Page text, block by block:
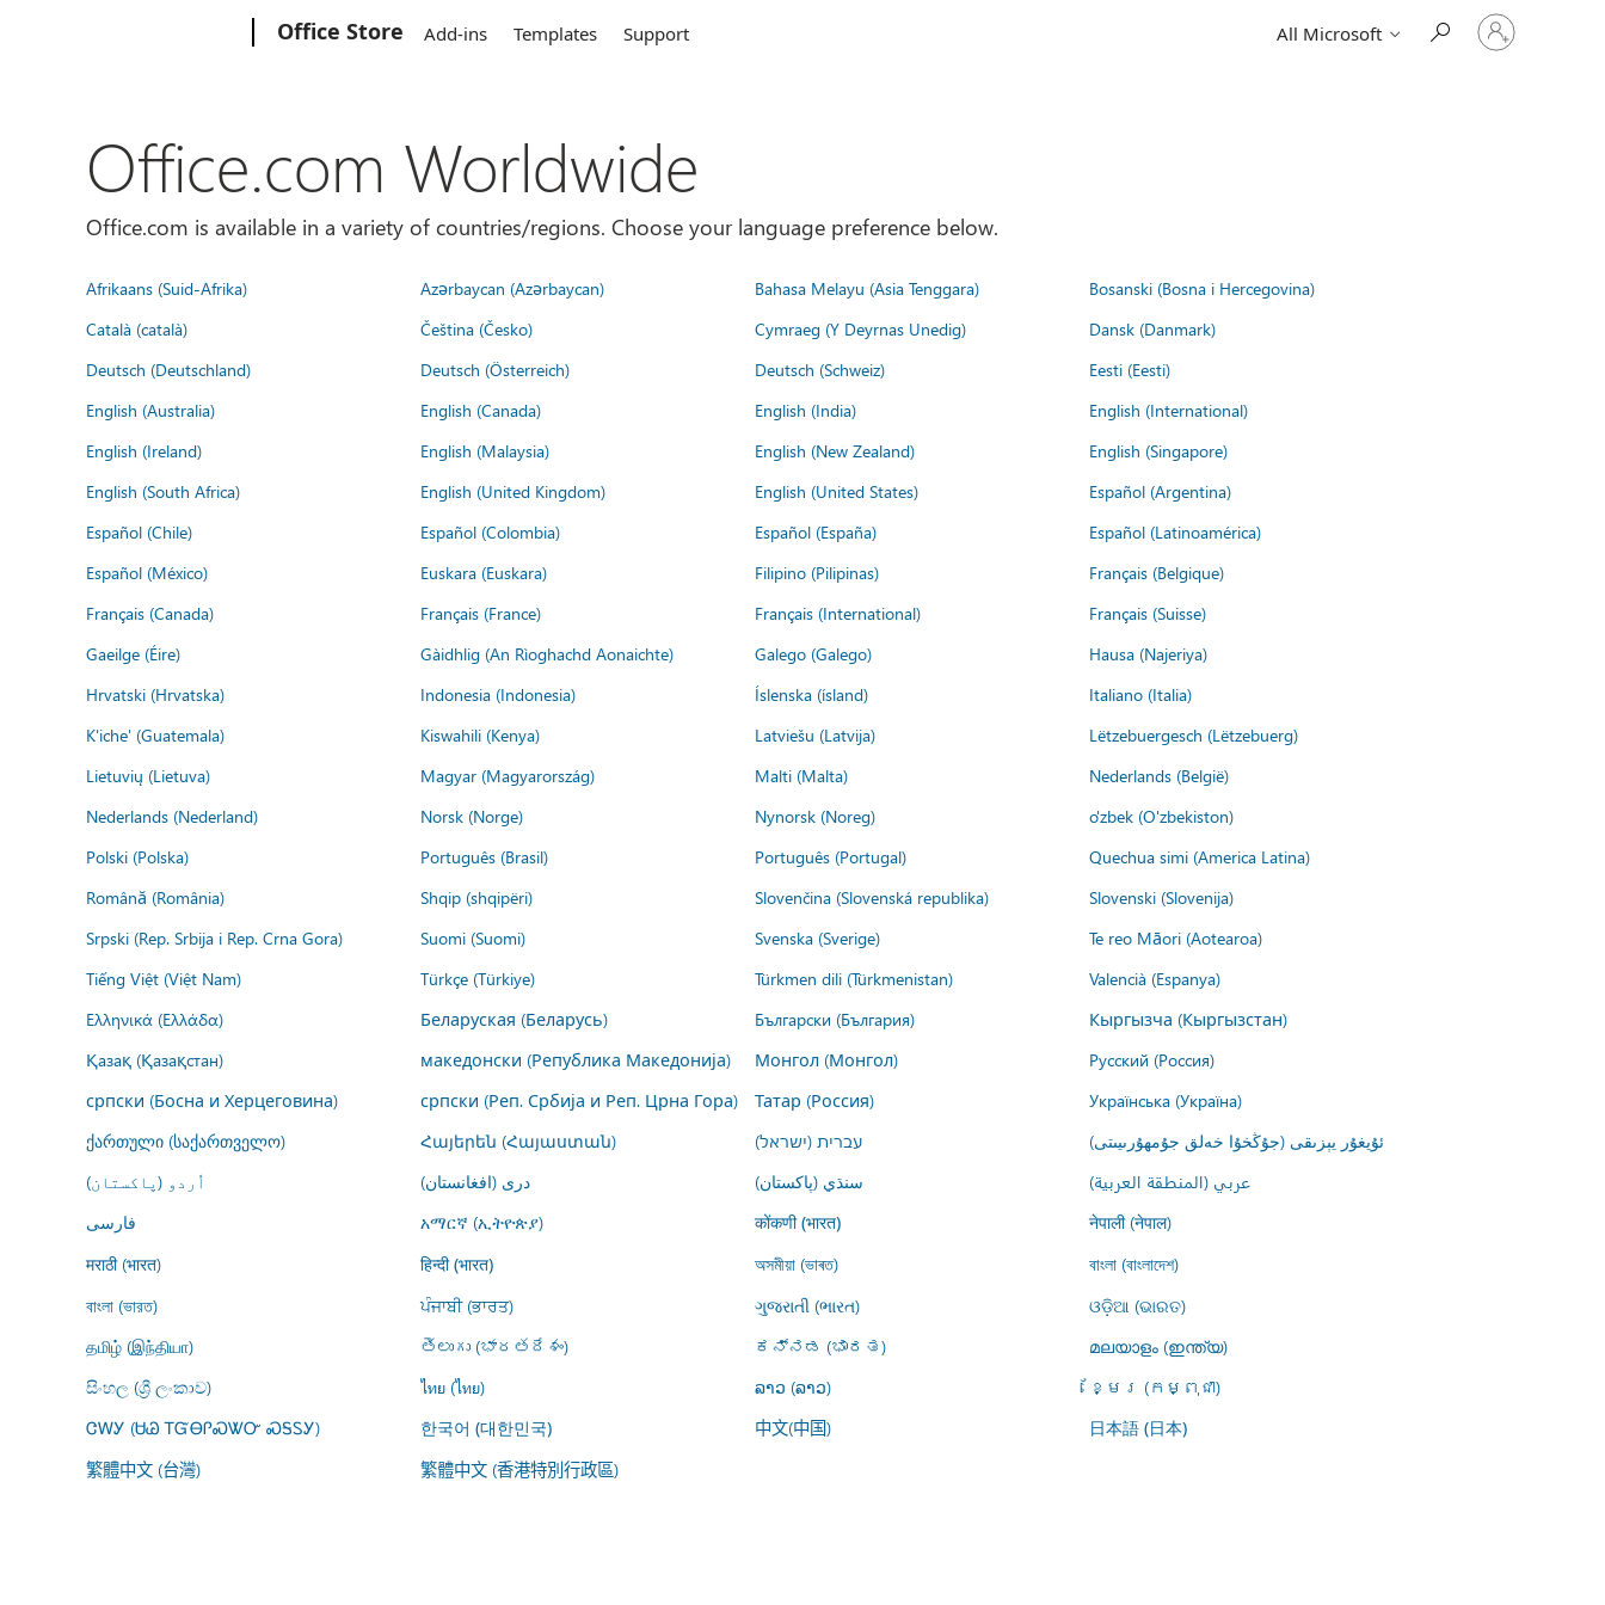
Office Store Add-ins Templates Support All Microsoft
Sign
in
Office.com Worldwide
Office.com is available in a variety of countries/regions. Choose your language preference below.
Afrikaans (Suid-Afrika) Azərbaycan (Azərbaycan) Bahasa Melayu (Asia Tenggara)
Bosanski (Bosna i Hercegovina)
Català (català)
Čeština (Česko) Cymraeg (Y Deyrnas Unedig)
Dansk (Danmark)
Deutsch (Deutschland)
Deutsch (Österreich) Deutsch (Schweiz)
Eesti (Eesti)
English (Australia)
English (Canada) English (India)
English (International)
English (Ireland)
English (Malaysia) English (New Zealand)
English (Singapore)
English (South Africa)
English (United Kingdom) English (United States)
Español (Argentina)
Español (Chile)
Español (Colombia) Español (España)
Español (Latinoamérica)
Español (México)
Euskara (Euskara) Filipino (Pilipinas)
Français (Belgique)
Français (Canada)
Français (France) Français (International)
Français (Suisse)
Gaeilge (Éire)
Gàidhlig (An Rìoghachd Aonaichte) Galego (Galego)
Hausa (Najeriya)
Hrvatski (Hrvatska)
Indonesia (Indonesia) Íslenska (ísland)
Italiano (Italia)
K'iche' (Guatemala)
Kiswahili (Kenya) Latviešu (Latvija)
Lëtzebuergesch (Lëtzebuerg)
Lietuvių (Lietuva)
Magyar (Magyarország) Malti (Malta)
Nederlands (België)
Nederlands (Nederland)
Norsk (Norge) Nynorsk (Noreg)
o'zbek (O'zbekiston)
Polski (Polska)
Português (Brasil) Português (Portugal)
Quechua simi (America Latina)
Română (România)
Shqip (shqipëri) Slovenčina (Slovenská republika)
Slovenski (Slovenija)
Srpski (Rep. Srbija i Rep. Crna Gora)
Suomi (Suomi) Svenska (Sverige)
Te reo Māori (Aotearoa)
Tiếng Việt (Việt Nam)
Türkçe (Türkiye) Türkmen dili (Türkmenistan)
Valencià (Espanya)
Ελληνικά (Ελλάδα)
Беларуская (Беларусь) Български (България)
Кыргызча (Кыргызстан)
Қазақ (Қазақстан)
македонски (Република Македонија) Монгол (Монгол)
Русский (Россия)
српски (Босна и Херцеговина)
српски (Реп. Србија и Реп. Црна Гора) Татар (Россия)
Українська (Україна)
ქართული (საქართველო)
Հայերեն (Հայաստան) עברית (ישראל)
ئۇيغۇر يېزىقى (جۇڭخۇا خەلق جۇمھۇرىيىتى)
اُردو (پاکستان)
درى (افغانستان) سنڌي (پاکستان)
عربي (المنطقة العربية)
فارسى
አማርኛ (ኢትዮጵያ) कोंकणी (भारत)
नेपाली (नेपाल)
मराठी (भारत)
हिन्दी (भारत) অসমীয়া (ভাৰত)
বাংলা (বাংলাদেশ)
বাংলা (ভারত)
ਪੰਜਾਬੀ (ਭਾਰਤ) ગુજરાતી (ભારત)
ଓଡ଼ିଆ (ଭାରତ)
தமிழ் (இந்தியா)
తెలుగు (భారతదేశం) ಕನ್ನಡ (ಭಾರತ)
മലയാളം (ഇന്ത്യ)
සිංහල (ශ්‍රී ලංකාව)
ไทย (ไทย) ລາວ (ລາວ)
ខ្មែរ (កម្ពុជា)
ᏣᎳᎩ (ᏌᏊ ᎢᏳᎾᎵᏍᏔᏅ ᏍᎦᏚᎩ)
한국어 (대한민국) 中文(中国) 日本語 (日本)
繁體中文 (台灣) 繁體中文 (香港特別行政區)